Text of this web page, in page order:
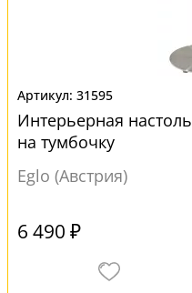
31595
Интерьерная
на тумбочку
Eglo (Австрия)
6 490 ₽